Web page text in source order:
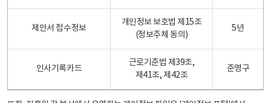
제안서 접수정보
개인정보 보호법 제15조
(정보주체 동의)
5년
인사기록카드
근로기준법 제39조,
제41조, 제42조
준영구